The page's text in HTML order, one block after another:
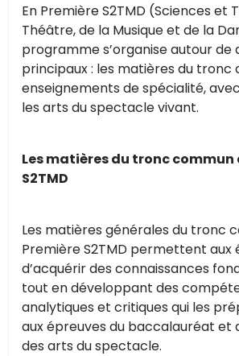
En Première S2TMD (Sciences et
Théâtre, de la Musique et de la
programme s’organise autour de
principaux : les matières du tronc
enseignements de spécialité,
les arts du spectacle vivant.
Les matières du tronc commun
S2TMD
Les matières générales du tronc
Première S2TMD permettent aux
d’acquérir des connaissances
tout en développant des
analytiques et critiques qui les
aux épreuves du baccalauréat et
des arts du spectacle.